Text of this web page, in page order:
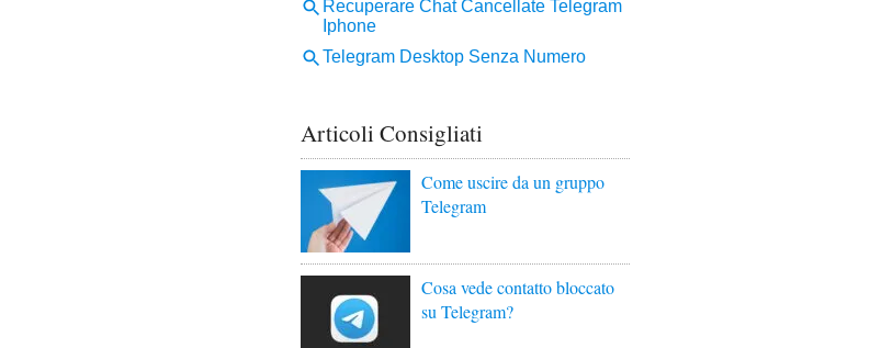
Articoli Consigliati
Come uscire da un gruppo
Telegram
Cosa vede contatto bloccato
su Telegram?